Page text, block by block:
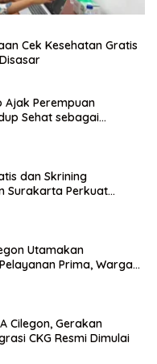
Cek Kesehatan Gratis
Ajak Perempuan
Sehat sebagai
dan Skrining
Surakarta Perkuat
Utamakan
Prima, Warga
Cilegon, Gerakan
CKG Resmi Dimulai